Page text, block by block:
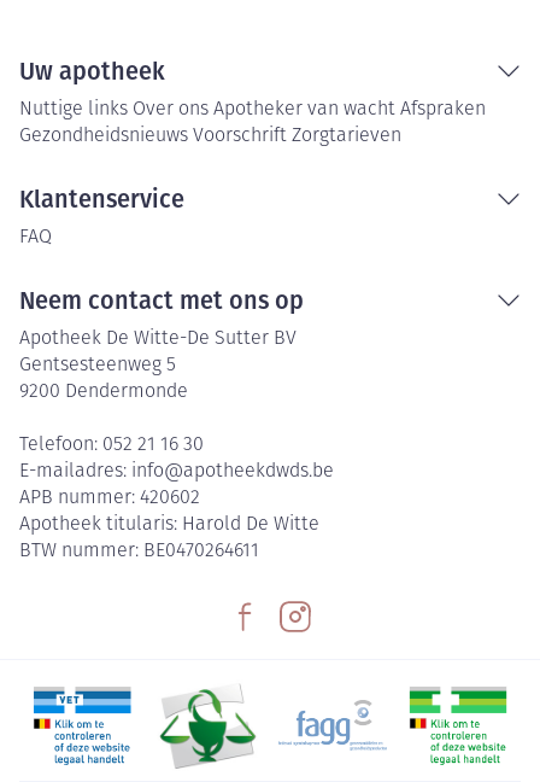
Uw apotheek
Nuttige links Over ons Apotheker van wacht Afspraken
Gezondheidsnieuws Voorschrift Zorgtarieven
Klantenservice
FAQ
Neem contact met ons op
Apotheek De Witte-De Sutter BV
Gentsesteenweg 5
9200 Dendermonde
Telefoon: 052 21 16 30
E-mailadres: info@apotheekdwds.be
APB nummer: 420602
Apotheek titularis: Harold De Witte
BTW nummer: BE0470264611